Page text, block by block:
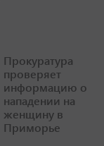
Прокуратура
проверяет
информацию о
нападении на
женщину в
Приморье